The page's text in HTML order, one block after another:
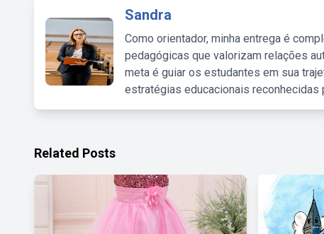
Sandra
Como orientador, minha entrega é
pedagógicas que valorizam relações
meta é guiar os estudantes em sua
estratégias educacionais
Related Posts